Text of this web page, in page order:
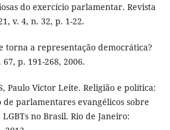
do exercício parlamentar. Revista
v. 4, n. 32, p. 1-22.
torna a representação democrática?
p. 191-268, 2006.
Paulo Victor Leite. Religião e política:
de parlamentares evangélicos sobre
no Brasil. Rio de Janeiro: